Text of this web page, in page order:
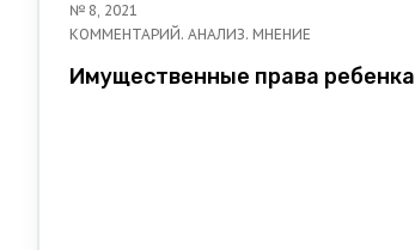
№ 8, 2021
КОММЕНТАРИЙ. АНАЛИЗ. МНЕНИЕ
Имущественные права ребенка